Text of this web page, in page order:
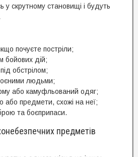
у скрутному становищі і будуть
почуєте постріли;
бойових дій;
обстрілом;
людьми;
або камуфльований одяг;
або предмети, схожі на неї;
та боєприпаси.
предметів